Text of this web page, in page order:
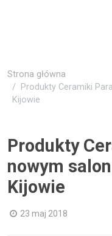
Strona główna
Produkty Ceramiki
Kijowie
Produkty
nowym
Kijowie
23 maj 2018